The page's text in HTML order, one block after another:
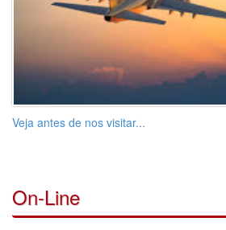
Veja antes de nos visitar...
On-Line